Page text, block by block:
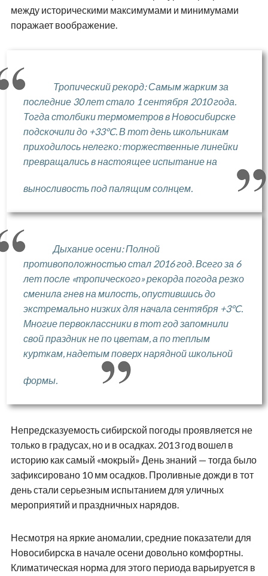
между историческими максимумами и минимумами
поражает воображение.
Тропический рекорд: Самым жарким за
последние 30 лет стало 1 сентября 2010 года.
Тогда столбики термометров в Новосибирске
подскочили до +33°C. В тот день школьникам
приходилось нелегко: торжественные линейки
превращались в настоящее испытание на
выносливость под палящим солнцем.
Дыхание осени: Полной
противоположностью стал 2016 год. Всего за 6
лет после «тропического» рекорда погода резко
сменила гнев на милость, опустившись до
экстремально низких для начала сентября +3°C.
Многие первоклассники в тот год запомнили
свой праздник не по цветам, а по теплым
курткам, надетым поверх нарядной школьной
формы.
Непредсказуемость сибирской погоды проявляется не
только в градусах, но и в осадках. 2013 год вошел в
историю как самый «мокрый» День знаний — тогда было
зафиксировано 10 мм осадков. Проливные дожди в тот
день стали серьезным испытанием для уличных
мероприятий и праздничных нарядов.
Несмотря на яркие аномалии, средние показатели для
Новосибирска в начале осени довольно комфортны.
Климатическая норма для этого периода варьируется в